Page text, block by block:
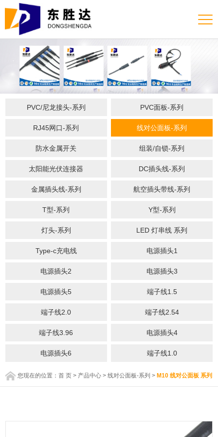
PVC/尼龙接头-系列 PVC面板-系列
RJ45网口-系列 线对公面板-系列
防水金属开关 组装/自锁-系列
太阳能光伏连接器 DC插头线-系列
金属插头线-系列 航空插头带线-系列
T型-系列 Y型-系列
灯头-系列 LED 灯串线 系列
Type-c充电线 电源插头1
电源插头2 电源插头3
电源插头5 端子线1.5
端子线2.0 端子线2.54
端子线3.96 电源插头4
电源插头6 端子线1.0
您现在的位置：首 页 > 产品中心 >线对公面板-系列 > M10 线对公面板 系列